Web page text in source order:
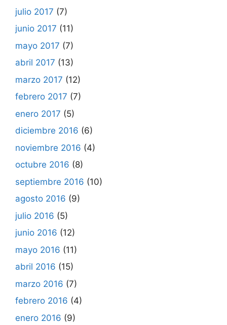
julio 2017 (7)
junio 2017 (11)
mayo 2017 (7)
abril 2017 (13)
marzo 2017 (12)
febrero 2017 (7)
enero 2017 (5)
diciembre 2016 (6)
noviembre 2016 (4)
octubre 2016 (8)
septiembre 2016 (10)
agosto 2016 (9)
julio 2016 (5)
junio 2016 (12)
mayo 2016 (11)
abril 2016 (15)
marzo 2016 (7)
febrero 2016 (4)
enero 2016 (9)